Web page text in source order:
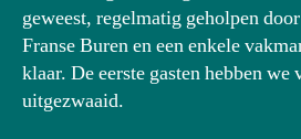
geweest, regelmatig geholpen
Franse Buren en een enkele
klaar. De eerste gasten hebben we
uitgezwaaid.